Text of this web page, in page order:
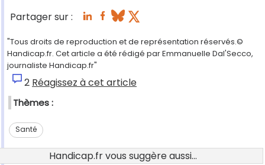
Partager sur :
"Tous droits de reproduction et de représentation réservés.©
Handicap.fr. Cet article a été rédigé par Emmanuelle Dal'Secco,
journaliste Handicap.fr"
2 Réagissez à cet article
Thèmes :
Santé
Handicap.fr vous suggère aussi...